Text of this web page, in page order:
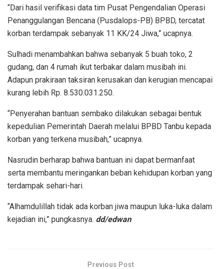
“Dari hasil verifikasi data tim Pusat Pengendalian Operasi
Penanggulangan Bencana (Pusdalops-PB) BPBD, tercatat
korban terdampak sebanyak 11 KK/24 Jiwa,” ucapnya.
Sulhadi menambahkan bahwa sebanyak 5 buah toko, 2
gudang, dan 4 rumah ikut terbakar dalam musibah ini.
Adapun prakiraan taksiran kerusakan dan kerugian mencapai
kurang lebih Rp. 8.530.031.250.
“Penyerahan bantuan sembako dilakukan sebagai bentuk
kepedulian Pemerintah Daerah melalui BPBD Tanbu kepada
korban yang terkena musibah,” ucapnya.
Nasrudin berharap bahwa bantuan ini dapat bermanfaat
serta membantu meringankan beban kehidupan korban yang
terdampak sehari-hari.
“Alhamdulillah tidak ada korban jiwa maupun luka-luka dalam
kejadian ini,” pungkasnya. dd/edwan
Previous Post